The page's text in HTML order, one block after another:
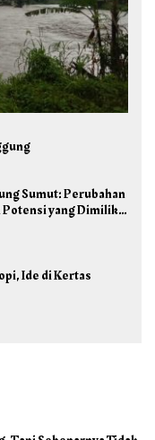
Sumut: Perubahan
yang Dimiliki
Ide di Kertas